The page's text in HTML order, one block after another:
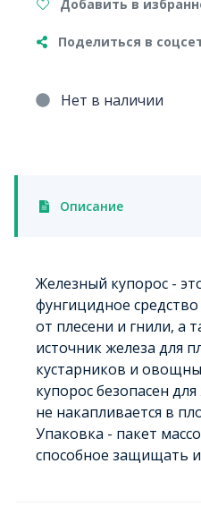
Добавить в
Поделиться в
Нет в наличии
Описание
Железный купорос -
фунгицидное
от плесени и гнили, а
источник железа для
кустарников и
купорос безопасен
не накапливается в
Упаковка - пакет
способное защищать